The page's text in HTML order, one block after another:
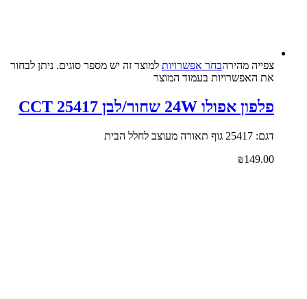
צפייה‬ ‫מהירה‬בחר אפשרויות למוצר זה יש מספר סוגים. ניתן לבחור
את האפשרויות בעמוד המוצר
פלפון אפולו 24W שחור/לבן CCT 25417
דגם: 25417 גוף תאורה מעוצב לחלל הבית
₪149.00